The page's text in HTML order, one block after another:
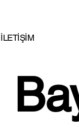
İLETİŞİM